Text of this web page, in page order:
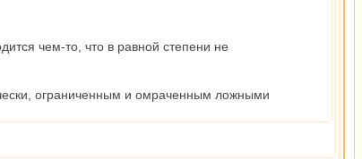
чем-то, что в равной степени не
ограниченным и омраченным ложными